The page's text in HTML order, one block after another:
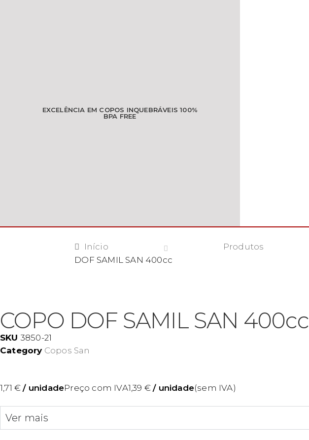
EXCELÊNCIA EM COPOS INQUEBRÁVEIS 100%
BPA FREE
Início Produtos
DOF SAMIL SAN 400cc
COPO DOF SAMIL SAN 400cc
SKU 3850-21
Category Copos San
1,71 € / unidadePreço com IVA1,39 € / unidade(sem IVA)
Ver mais